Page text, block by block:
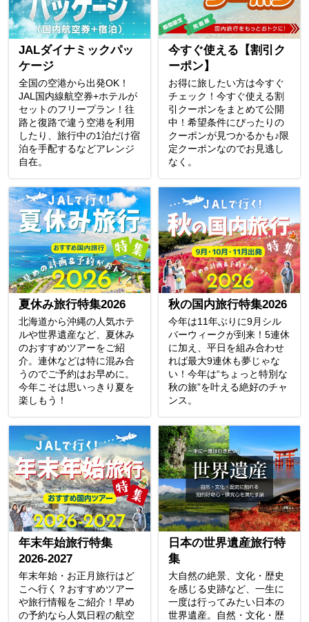
JALダイナミックパッ
ケージ
全国の空港から出発OK！
JAL国内線航空券+ホテルが
セットのフリープラン！往
路と復路で違う空港を利用
したり、旅行中の1泊だけ宿
泊を手配するなどアレンジ
自在。
今すぐ使える【割引ク
ーポン】
お得に旅したい方は今すぐ
チェック！今すぐ使える割
引クーポンをまとめて公開
中！希望条件にぴったりの
クーポンが見つかるかも♪限
定クーポンなのでお見逃し
なく。
夏休み旅行特集2026
北海道から沖縄の人気ホテ
ルや世界遺産など、夏休み
のおすすめツアーをご紹
介。連休などは特に混み合
うのでご予約はお早めに。
今年こそは思いっきり夏を
楽しもう！
秋の国内旅行特集2026
今年は11年ぶりに9月シル
バーウィークが到来！5連休
に加え、平日を組み合わせ
れば最大9連休も夢じゃな
い！今年は“ちょっと特別な
秋の旅”を叶える絶好のチャ
ンス。
年末年始旅行特集
2026-2027
年末年始・お正月旅行はど
こへ行く？おすすめツアー
や旅行情報をご紹介！早め
の予約なら人気日程の航空
日本の世界遺産旅行特
集
大自然の絶景、文化・歴史
を感じる史跡など、一生に
一度は行ってみたい日本の
世界遺産。自然・文化・歴